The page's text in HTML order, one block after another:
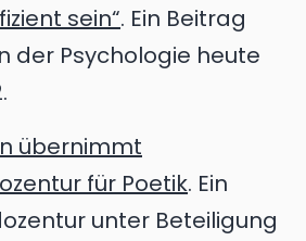
sein“. Ein Beitrag
der Psychologie heute
übernimmt
für Poetik. Ein
unter Beteiligung